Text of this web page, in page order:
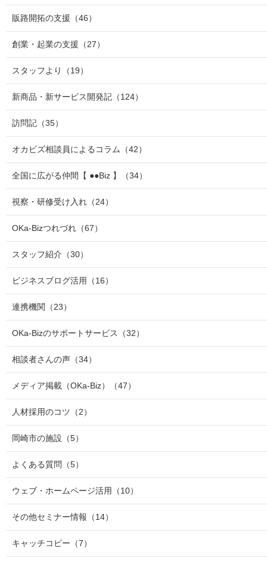
販路開拓の支援 （46）
創業・起業の支援 （27）
スタッフより （19）
新商品・新サービス開発記 （124）
訪問記 （35）
オカビズ相談員によるコラム （42）
全国に広がる仲間【 ●●Biz 】 （34）
視察・研修受け入れ （24）
OKa-Bizつれづれ （67）
スタッフ紹介 （30）
ビジネスブログ活用 （16）
連携機関 （23）
OKa-Bizのサポートサービス （32）
相談者さんの声 （34）
メディア掲載（OKa-Biz） （47）
人材採用のコツ （2）
岡崎市の施設 （5）
よくある質問 （5）
ウェブ・ホームページ活用 （10）
その他セミナー情報 （14）
キャッチコピー （7）